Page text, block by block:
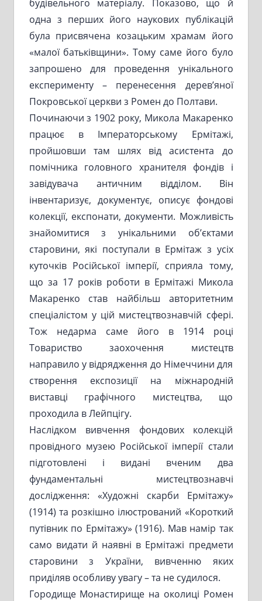
будівельного матеріалу. Показово, що й
одна з перших його наукових публікацій
була присвячена козацьким храмам його
«малої батьківщини». Тому саме його було
запрошено для проведення унікального
експерименту – перенесення дерев’яної
Покровської церкви з Ромен до Полтави.
Починаючи з 1902 року, Микола Макаренко
працює в Імператорському Ермітажі,
пройшовши там шлях від асистента до
помічника головного хранителя фондів і
завідувача античним відділом. Він
інвентаризує, документує, описує фондові
колекції, експонати, документи. Можливість
знайомитися з унікальними об’єктами
старовини, які поступали в Ермітаж з усіх
куточків Російської імперії, сприяла тому,
що за 17 років роботи в Ермітажі Микола
Макаренко став найбільш авторитетним
спеціалістом у цій мистецтвознавчій сфері.
Тож недарма саме його в 1914 році
Товариство заохочення мистецтв
направило у відрядження до Німеччини для
створення експозиції на міжнародній
виставці графічного мистецтва, що
проходила в Лейпцігу.
Наслідком вивчення фондових колекцій
провідного музею Російської імперії стали
підготовлені і видані вченим два
фундаментальні мистецтвознавчі
дослідження: «Художні скарби Ермітажу»
(1914) та розкішно ілюстрований «Короткий
путівник по Ермітажу» (1916). Мав намір так
само видати й наявні в Ермітажі предмети
старовини з України, вивченню яких
приділяв особливу увагу – та не судилося.
Городище Монастирище на околиці Ромен